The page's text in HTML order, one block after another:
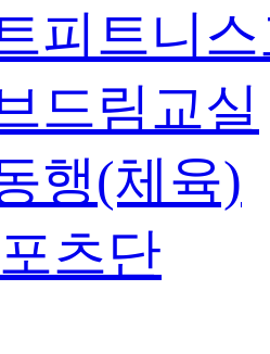
피트니
드림교실
행(체육)
츠단